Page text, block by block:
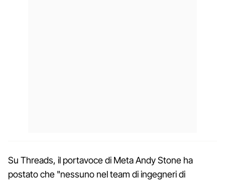
Su Threads, il portavoce di Meta Andy Stone ha
postato che "nessuno nel team di ingegneri di